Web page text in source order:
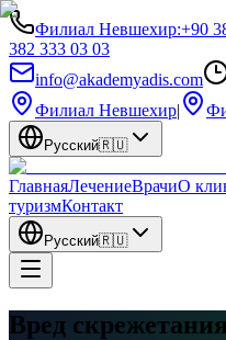
Филиал Невшехир:+90
382 333 03 03
info@akademyadis.com
Филиал Невшехир|
Русский🇷🇺
ГлавнаяЛечениеВрачиО
туризмКонтакт
Русский🇷🇺
Вред